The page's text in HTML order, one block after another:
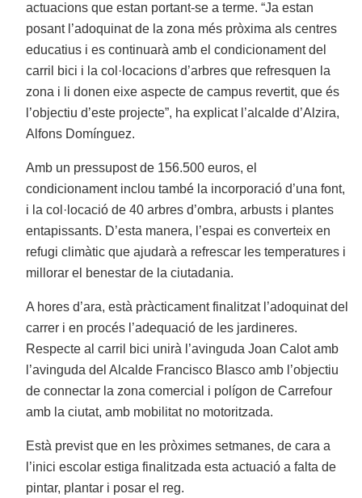
actuacions que estan portant-se a terme. “Ja estan
posant l’adoquinat de la zona més pròxima als centres
educatius i es continuarà amb el condicionament del
carril bici i la col·locacions d’arbres que refresquen la
zona i li donen eixe aspecte de campus revertit, que és
l’objectiu d’este projecte”, ha explicat l’alcalde d’Alzira,
Alfons Domínguez.
Amb un pressupost de 156.500 euros, el
condicionament inclou també la incorporació d’una font,
i la col·locació de 40 arbres d’ombra, arbusts i plantes
entapissants. D’esta manera, l’espai es converteix en
refugi climàtic que ajudarà a refrescar les temperatures i
millorar el benestar de la ciutadania.
A hores d’ara, està pràcticament finalitzat l’adoquinat del
carrer i en procés l’adequació de les jardineres.
Respecte al carril bici unirà l’avinguda Joan Calot amb
l’avinguda del Alcalde Francisco Blasco amb l’objectiu
de connectar la zona comercial i polígon de Carrefour
amb la ciutat, amb mobilitat no motoritzada.
Està previst que en les pròximes setmanes, de cara a
l’inici escolar estiga finalitzada esta actuació a falta de
pintar, plantar i posar el reg.